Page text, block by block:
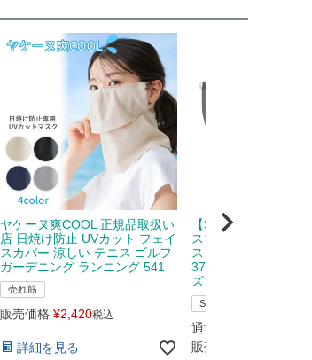
ヤケーヌ爽COOL 正規品取扱い
店 日焼け防止 UVカット フェイ
スカバー 涼しい テニス ゴルフ
ガーデニング ランニング 541
売れ筋
販売価格 ¥2,420税込
詳細を見る
【SALE・40％OFF
スプレーヤーのため
ス テニス サングラ
375-01 ホワイト ス
ズ
SALE
通常販売価格
販売価格